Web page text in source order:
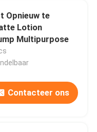
Opnieuw te
Lotion
Multipurpose
Contacteer ons